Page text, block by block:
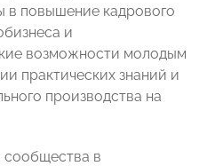
в повышение кадрового
и
возможности молодым
практических знаний и
производства на
сообщества в